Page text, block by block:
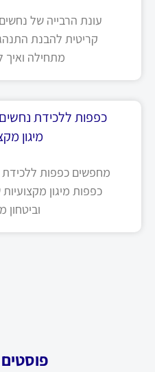
עונת הרבייה של
קריטית להבנת
מתחילה ואיך
כפפות ללכידת
מיגון
מחפשים כפפות ללכידת
כפפות מיגון
וביטחון